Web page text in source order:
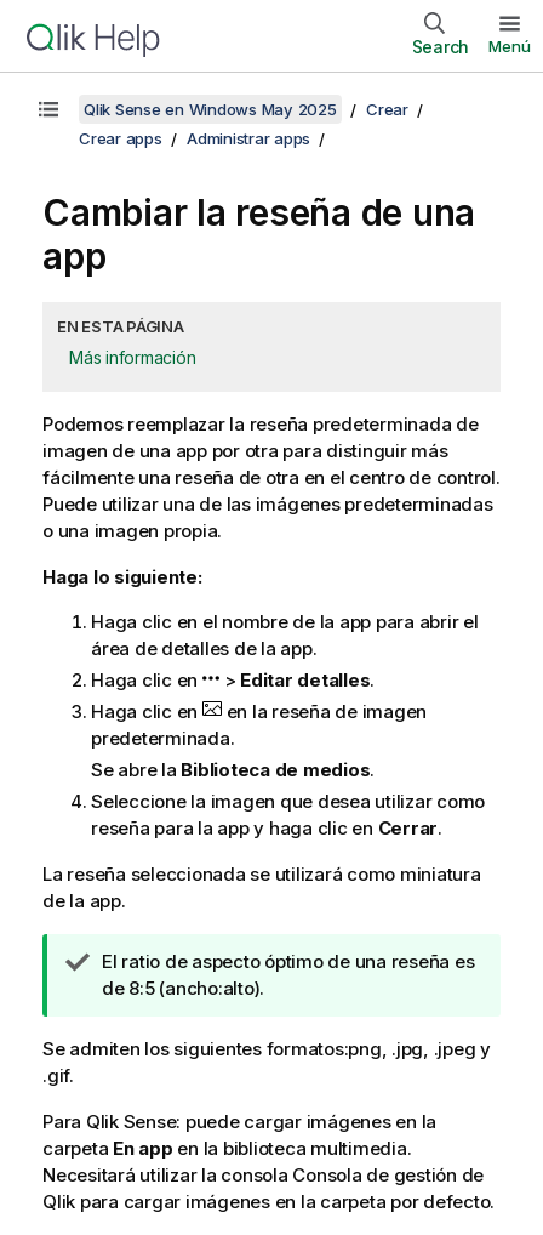
Search Menú
Qlik Sense en Windows May 2025
Crear
Crear apps
Administrar apps
Cambiar la reseña de una
app
EN ESTA PÁGINA
Más información
Podemos reemplazar la reseña predeterminada de
imagen de una app por otra para distinguir más
fácilmente una reseña de otra en el centro de control.
Puede utilizar una de las imágenes predeterminadas
o una imagen propia.
Haga lo siguiente:
Haga clic en el nombre de la app para abrir el
área de detalles de la app.
Haga clic en
> Editar detalles.
Haga clic en
en la reseña de imagen
predeterminada.
Se abre la Biblioteca de medios.
Seleccione la imagen que desea utilizar como
reseña para la app y haga clic en Cerrar.
La reseña seleccionada se utilizará como miniatura
de la app.
N
o
a
s
u
g
e
El ratio de aspecto óptimo de una reseña es
de 8:5 (ancho:alto).
Se admiten los siguientes formatos:png, .jpg, .jpeg y
.gif.
Para Qlik Sense: puede cargar imágenes en la
carpeta En app en la biblioteca multimedia.
Necesitará utilizar la consola Consola de gestión de
Qlik para cargar imágenes en la carpeta por defecto.